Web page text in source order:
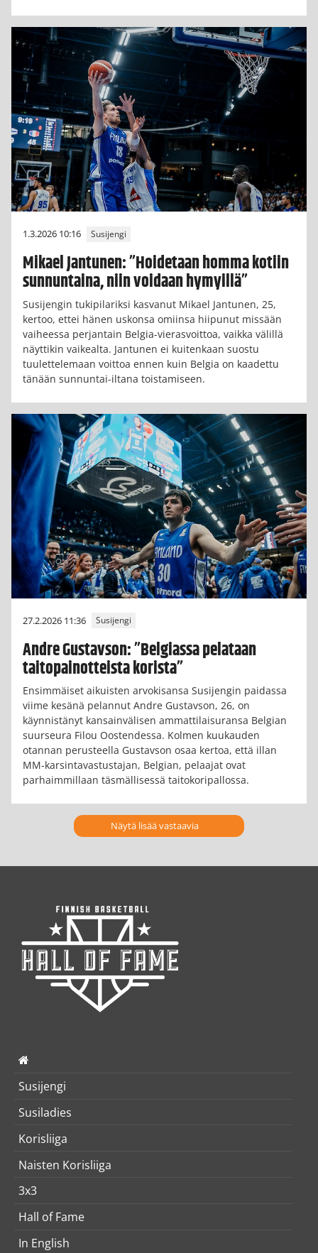
1.3.2026 10:16 Susijengi
Mikael Jantunen: ”Hoidetaan homma kotiin
sunnuntaina, niin voidaan hymyillä”
Susijengin tukipilariksi kasvanut Mikael Jantunen, 25,
kertoo, ettei hänen uskonsa omiinsa hiipunut missään
vaiheessa perjantain Belgia-vierasvoittoa, vaikka välillä
näyttikin vaikealta. Jantunen ei kuitenkaan suostu
tuulettelemaan voittoa ennen kuin Belgia on kaadettu
tänään sunnuntai-iltana toistamiseen.
27.2.2026 11:36 Susijengi
Andre Gustavson: ”Belgiassa pelataan
taitopainotteista korista”
Ensimmäiset aikuisten arvokisansa Susijengin paidassa
viime kesänä pelannut Andre Gustavson, 26, on
käynnistänyt kansainvälisen ammattilaisuransa Belgian
suurseura Filou Oostendessa. Kolmen kuukauden
otannan perusteella Gustavson osaa kertoa, että illan
MM-karsintavastustajan, Belgian, pelaajat ovat
parhaimmillaan täsmällisessä taitokoripallossa.
Näytä lisää vastaavia
Susijengi
Susiladies
Korisliiga
Naisten Korisliiga
3x3
Hall of Fame
In English